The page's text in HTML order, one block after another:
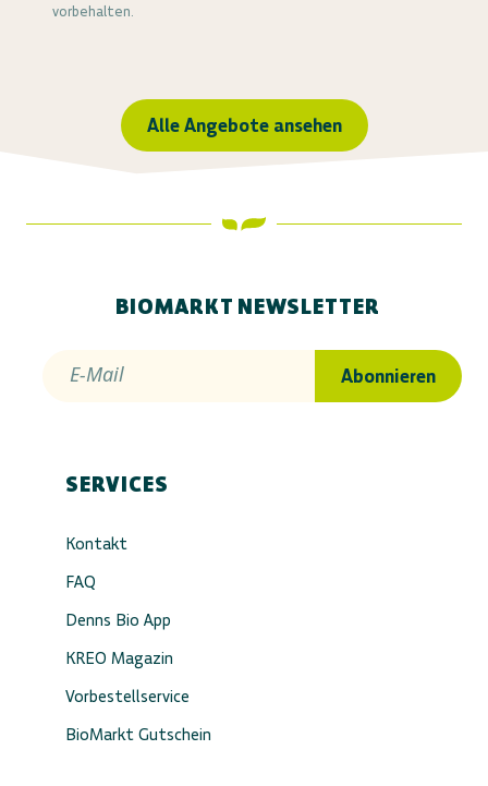
vorbehalten.
Alle Angebote ansehen
BIOMARKT NEWSLETTER
E-Mail Abonnieren
SERVICES
Kontakt
FAQ
Denns Bio App
KREO Magazin
Vorbestellservice
BioMarkt Gutschein